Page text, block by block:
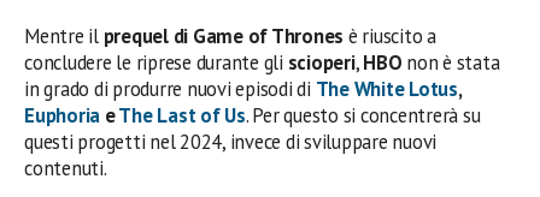
Mentre il prequel di Game of Thrones è riuscito a
concludere le riprese durante gli scioperi,HBO non è stata
in grado di produrre nuovi episodi di The White Lotus,
Euphoria eThe Last of Us. Per questo si concentrerà su
questi progetti nel 2024, invece di sviluppare nuovi
contenuti.